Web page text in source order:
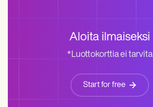
Aloita ilmaiseksi
*Luottokorttia ei tarvita
Start for free